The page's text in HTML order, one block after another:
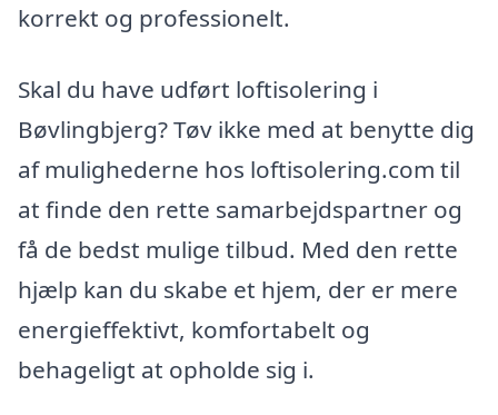
korrekt og professionelt.
Skal du have udført loftisolering i
Bøvlingbjerg? Tøv ikke med at benytte dig
af mulighederne hos loftisolering.com til
at finde den rette samarbejdspartner og
få de bedst mulige tilbud. Med den rette
hjælp kan du skabe et hjem, der er mere
energieffektivt, komfortabelt og
behageligt at opholde sig i.